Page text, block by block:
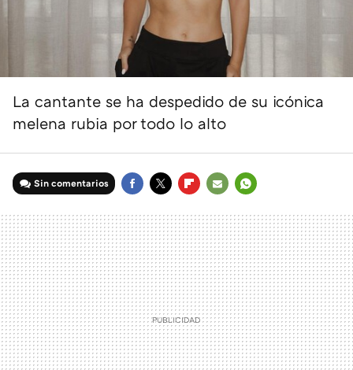
La cantante se ha despedido de su icónica
melena rubia por todo lo alto
Sin comentarios
MAIL